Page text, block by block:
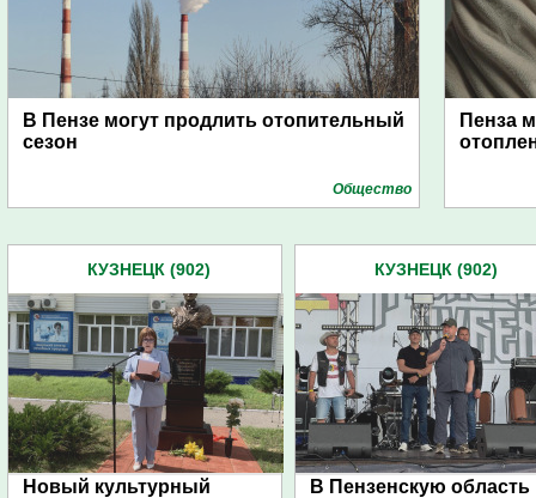
В Пензе могут продлить отопительный
сезон
Общество
Пенза
КУЗНЕЦК (902)
Новый культурный
КУЗНЕЦК (902)
В Пензенскую область